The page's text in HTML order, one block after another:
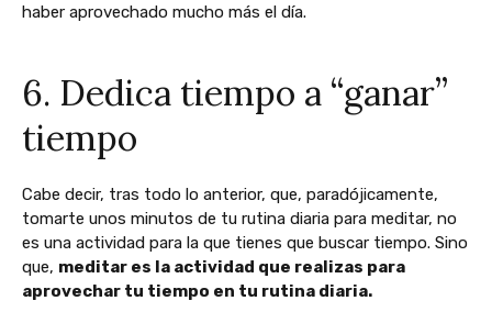
haber aprovechado mucho más el día.
6. Dedica tiempo a “ganar”
tiempo
Cabe decir, tras todo lo anterior, que, paradójicamente,
tomarte unos minutos de tu rutina diaria para meditar, no
es una actividad para la que tienes que buscar tiempo. Sino
que, meditar es la actividad que realizas para
aprovechar tu tiempo en tu rutina diaria.